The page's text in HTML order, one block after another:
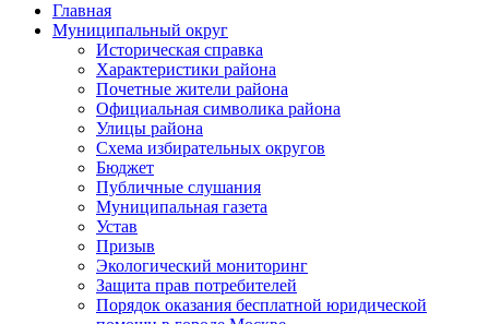
Главная
Муниципальный округ
Историческая справка
Характеристики района
Почетные жители района
Официальная символика района
Улицы района
Схема избирательных округов
Бюджет
Публичные слушания
Муниципальная газета
Устав
Призыв
Экологический мониторинг
Защита прав потребителей
Порядок оказания бесплатной юридической